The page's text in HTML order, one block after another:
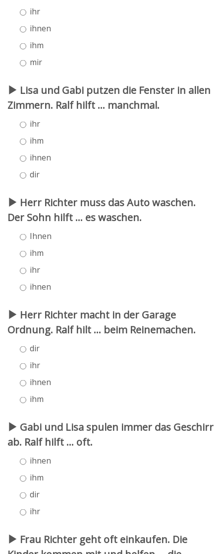
ihr
ihnen
ihm
mir
Lisa und Gabi putzen die Fenster in allen
Zimmern. Ralf hilft ... manchmal.
ihr
ihm
ihnen
dir
Herr Richter muss das Auto waschen.
Der Sohn hilft ... es waschen.
Ihnen
ihm
ihr
ihnen
Herr Richter macht in der Garage
Ordnung. Ralf hilt ... beim Reinemachen.
dir
ihr
ihnen
ihm
Gabi und Lisa spulen immer das Geschirr
ab. Ralf hilft ... oft.
ihnen
ihm
dir
ihr
Frau Richter geht oft einkaufen. Die